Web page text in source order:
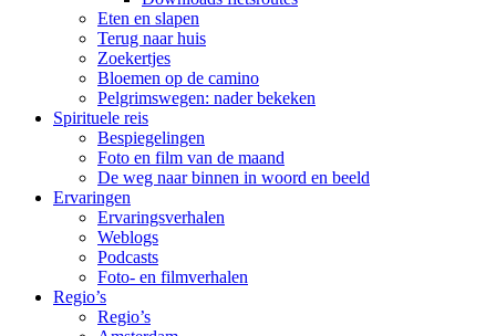
Eten en slapen
Terug naar huis
Zoekertjes
Bloemen op de camino
Pelgrimswegen: nader bekeken
Spirituele reis
Bespiegelingen
Foto en film van de maand
De weg naar binnen in woord en beeld
Ervaringen
Ervaringsverhalen
Weblogs
Podcasts
Foto- en filmverhalen
Regio’s
Regio’s